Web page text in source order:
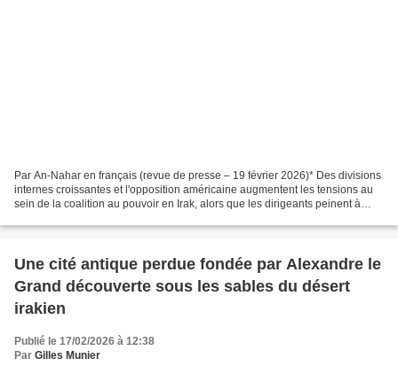
Par An-Nahar en français (revue de presse – 19 février 2026)* Des divisions
internes croissantes et l'opposition américaine augmentent les tensions au
sein de la coalition au pouvoir en Irak, alors que les dirigeants peinent à
Une cité antique perdue fondée par Alexandre le
Grand découverte sous les sables du désert
irakien
Publié le 17/02/2026 à 12:38
Par Gilles Munier